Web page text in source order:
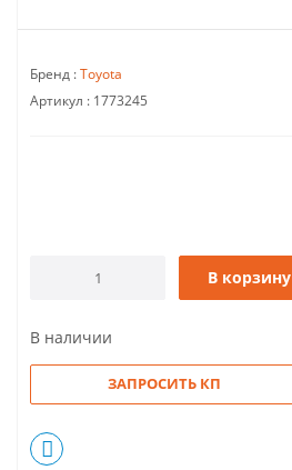
Бренд :Toyota
Артикул : 1773245
В корзину
В наличии
ЗАПРОСИТЬ КП